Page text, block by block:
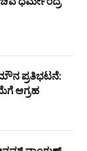
ಮೌನ ಪ್ರತಿಭಟನೆ:
ಆಗ್ರಹ